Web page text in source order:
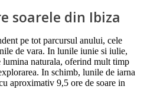
soarele din Ibiza
pe tot parcursul anului, cele
de vara. In lunile iunie si iulie,
lumina naturala, oferind mult timp
In schimb, lunile de iarna
aproximativ 9,5 ore de soare in